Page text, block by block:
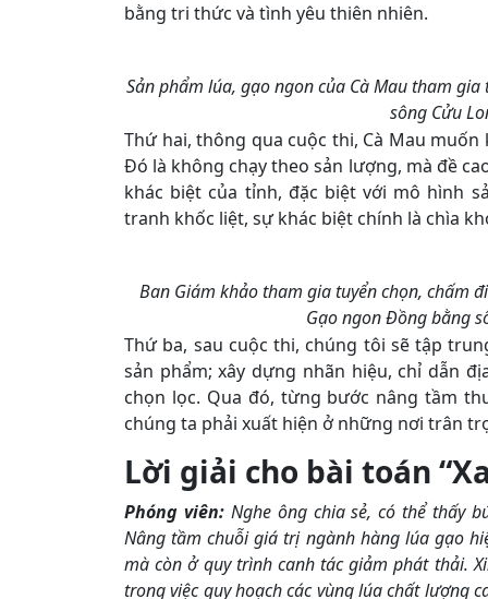
bằng tri thức và tình yêu thiên nhiên.
Sản phẩm lúa, gạo ngon của Cà Mau tham
sông Cửu
Thứ hai, thông qua cuộc thi, Cà Mau
Đó là không chạy theo sản lượng, mà đề
khác biệt của tỉnh, đặc biệt với mô hình
tranh khốc liệt, sự khác biệt chính là chìa
Ban Giám khảo tham gia tuyển chọn, chấm
Gạo ngon Đồng bằng
Thứ ba, sau cuộc thi, chúng tôi sẽ tập
sản phẩm; xây dựng nhãn hiệu, chỉ dẫn
chọn lọc. Qua đó, từng bước nâng tầm
chúng ta phải xuất hiện ở những nơi trân
Lời giải cho bài toán
Phóng viên:Nghe ông chia sẻ, có thể thấy
Nâng tầm chuỗi giá trị ngành hàng lúa gạo
mà còn ở quy trình canh tác giảm phát thải.
trong việc quy hoạch các vùng lúa chất lượng